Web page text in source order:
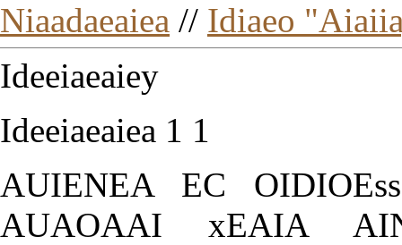
Niaadaeaiea // Idiaeo
Ideeiaeaiey
Ideeiaeaiea 1 1
AUIENEA EC
AUAOAAI xEAIA